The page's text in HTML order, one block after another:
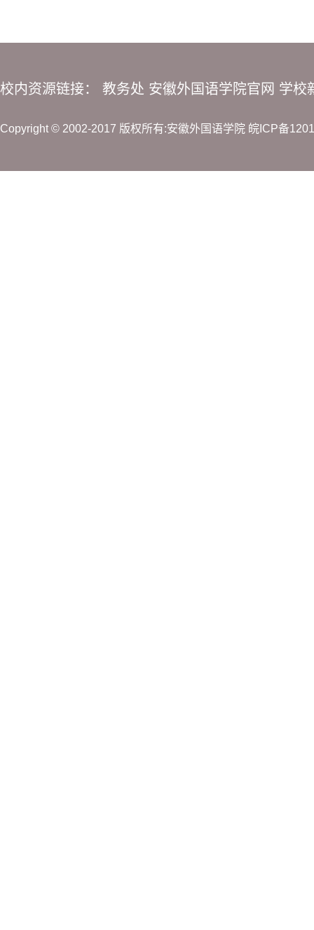
校内资源链接： 教务处 安徽外国语学院官网 学校
Copyright © 2002-2017 版权所有:安徽外国语学院 皖ICP备